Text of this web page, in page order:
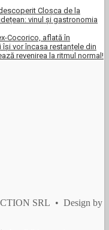
Cloșca de la
vinul și gastronomia
Cocorico, aflată în
vor încasa restanțele din
revenirea la ritmul normal!
SRL • Design by